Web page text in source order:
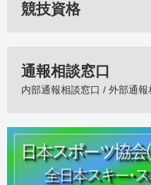
競技資格
通報相談窓口
内部通報相談窓口 / 外部通報